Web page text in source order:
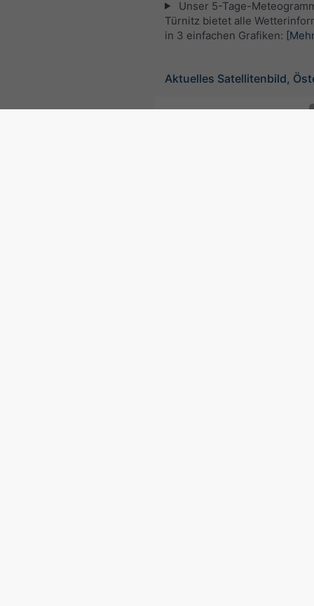
Unser 5-Tage-
Türnitz bietet alle
in 3 einfachen Grafiken:
Aktuelles Satellitenbild,